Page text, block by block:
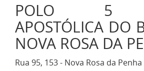
POLO 5
APOSTÓLICA DO
NOVA ROSA DA
Rua 95, 153 - Nova Rosa da Penha